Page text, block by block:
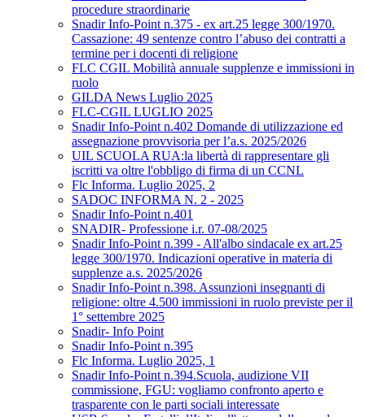
procedure straordinarie
Snadir Info-Point n.375 - ex art.25 legge 300/1970.
Cassazione: 49 sentenze contro l’abuso dei contratti a
termine per i docenti di religione
FLC CGIL Mobilità annuale supplenze e immissioni in
ruolo
GILDA News Luglio 2025
FLC-CGIL LUGLIO 2025
Snadir Info-Point n.402 Domande di utilizzazione ed
assegnazione provvisoria per l’a.s. 2025/2026
UIL SCUOLA RUA:la libertà di rappresentare gli
iscritti va oltre l'obbligo di firma di un CCNL
Flc Informa. Luglio 2025, 2
SADOC INFORMA N. 2 - 2025
Snadir Info-Point n.401
SNADIR- Professione i.r. 07-08/2025
Snadir Info-Point n.399 - All'albo sindacale ex art.25
legge 300/1970. Indicazioni operative in materia di
supplenze a.s. 2025/2026
Snadir Info-Point n.398. Assunzioni insegnanti di
religione: oltre 4.500 immissioni in ruolo previste per il
1° settembre 2025
Snadir- Info Point
Snadir Info-Point n.395
Flc Informa. Luglio 2025, 1
Snadir Info-Point n.394.Scuola, audizione VII
commissione, FGU: vogliamo confronto aperto e
trasparente con le parti sociali interessate